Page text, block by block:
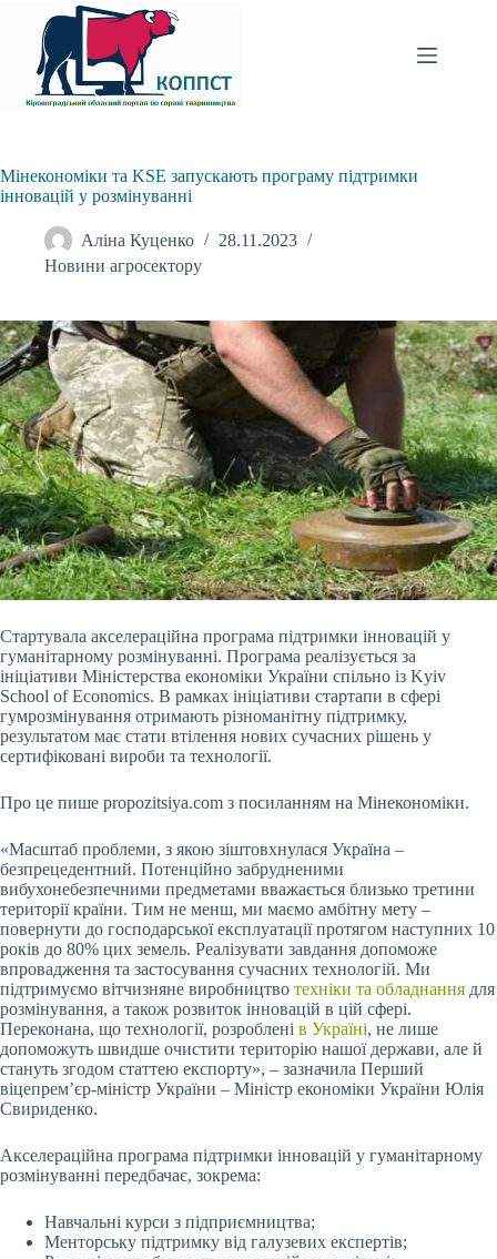
вмісту
Мінекономіки та KSE запускають програму підтримки
інновацій у розмінуванні
Аліна Куценко
28.11.2023
Новини агросектору
Стартувала акселераційна програма підтримки інновацій у
гуманітарному розмінуванні. Програма реалізується за
ініціативи Міністерства економіки України спільно із Kyiv
School of Economics. В рамках ініціативи стартапи в сфері
гумрозмінування отримають різноманітну підтримку,
результатом має стати втілення нових сучасних рішень у
сертифіковані вироби та технології.
Про це пише propozitsiya.com з посиланням на Мінекономіки.
«Масштаб проблеми, з якою зіштовхнулася Україна –
безпрецедентний. Потенційно забрудненими
вибухонебезпечними предметами вважається близько третини
території країни. Тим не менш, ми маємо амбітну мету –
повернути до господарської експлуатації протягом наступних 10
років до 80% цих земель. Реалізувати завдання допоможе
впровадження та застосування сучасних технологій. Ми
підтримуємо вітчизняне виробництво техніки та обладнання для
розмінування, а також розвиток інновацій в цій сфері.
Переконана, що технології, розроблені в Україні, не лише
допоможуть швидше очистити територію нашої держави, але й
стануть згодом статтею експорту», – зазначила Перший
віцепрем’єр-міністр України – Міністр економіки України Юлія
Свириденко.
Акселераційна програма підтримки інновацій у гуманітарному
розмінуванні передбачає, зокрема:
Навчальні курси з підприємництва;
Менторську підтримку від галузевих експертів;